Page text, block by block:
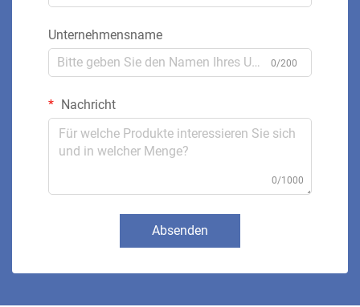
Unternehmensname
0/200
Nachricht
0/1000
Absenden